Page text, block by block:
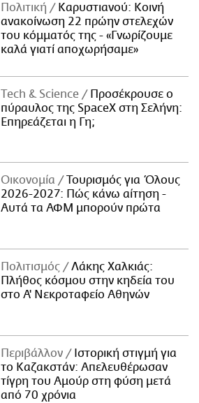
Πολιτική
Καρυστιανού: Κοινή
ανακοίνωση 22 πρώην στελεχών
του κόμματός της - «Γνωρίζουμε
καλά γιατί αποχωρήσαμε»
Τech & Science
Προσέκρουσε ο
πύραυλος της SpaceX στη Σελήνη:
Επηρεάζεται η Γη;
Οικονομία
Τουρισμός για Όλους
2026-2027: Πώς κάνω αίτηση -
Αυτά τα ΑΦΜ μπορούν πρώτα
Πολιτισμός
Λάκης Χαλκιάς:
Πλήθος κόσμου στην κηδεία του
στο Α' Νεκροταφείο Αθηνών
Περιβάλλον
Ιστορική στιγμή για
το Καζακστάν: Απελευθέρωσαν
τίγρη του Αμούρ στη φύση μετά
από 70 χρόνια